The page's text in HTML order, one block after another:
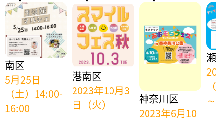
開
ま
南区
5月25日
（土）14:00-
16:00
港南区
2023年10月3
日（火）
神奈川区
2023年6月10
瀬
～